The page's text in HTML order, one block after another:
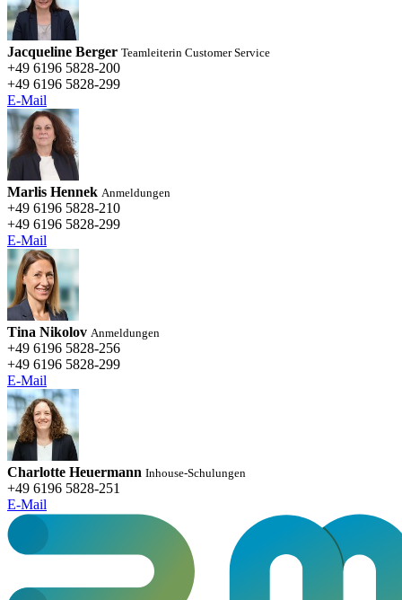
Jacqueline Berger Teamleiterin Customer Service
+49 6196 5828-200
+49 6196 5828-299
E-Mail
Marlis Hennek Anmeldungen
+49 6196 5828-210
+49 6196 5828-299
E-Mail
Tina Nikolov Anmeldungen
+49 6196 5828-256
+49 6196 5828-299
E-Mail
Charlotte Heuermann Inhouse-Schulungen
+49 6196 5828-251
E-Mail